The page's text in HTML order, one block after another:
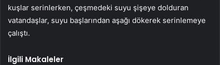
kuşlar serinlerken, çeşmedeki suyu şişeye dolduran
vatandaşlar, suyu başlarından aşağı dökerek serinlemeye
çalıştı.
İlgili Makaleler